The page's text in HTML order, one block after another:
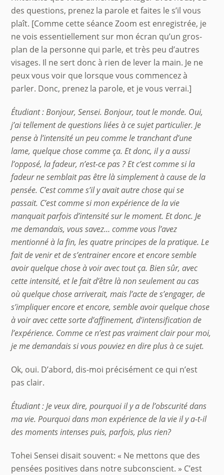
des questions, prenez la parole et faites le s’il vous
plaît. [Comme cette séance Zoom est enregistrée, je
ne vois essentiellement sur mon écran qu’un gros-
plan de la personne qui parle, et très peu d’autres
visages. Il ne sert donc à rien de lever la main. Je ne
peux vous voir que lorsque vous commencez à
parler. Donc, prenez la parole, et je vous verrai.]
Étudiant : Bonjour, Sensei. Bonjour, tout le monde. Oui,
j’ai tellement de questions liées à ce sujet particulier. Je
pense àl’intensité un peu comme le tranchant d’une
lame, quelque chose comme ça. Et donc, il y a aussi
l’opposé, la fadeur, n’est-ce pas ? Et c’est comme si la
fadeur ne semblait pas être là simplement à cause de la
pensée. C’est comme s’il y avait autre chose qui se
passait. C’est comme si mon expérience de la vie
manquait parfois d’intensité sur le moment. Et donc. Je
me demandais, vous savez… comme vous l’avez
mentionné à la fin, les quatre principes de la pratique. Le
fait de venir et de s’entrainer encore et encore semble
avoir quelque chose à voir avec tout ça. Bien sûr, avec
cette intensité, et le fait d’être là non seulement au cas
oùquelque chose arriverait, mais l’acte de s’engager, de
s’impliquer encore et encore, semble avoir quelque chose
à voir avec cette sorte d’affinement, d’intensification de
l’expérience. Comme ce n’est pas vraiment clair pour moi,
je me demandais si vous pouviez en dire plus à ce sujet.
Ok, oui. D’abord, dis-moi précisément ce qui n’est
pas clair.
Étudiant : Je veux dire, pourquoi il y a de l’obscurité dans
ma vie. Pourquoi dans monexpérience de la vie il y a-t-il
des moments intenses puis, parfois, plus rien?
Tohei Sensei disait souvent: « Ne mettons que des
pensées positives dans notre subconscient. » C’est